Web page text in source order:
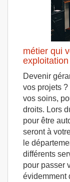
métier qui
Devenir
vos projets
vos soins,
droits. Lors
pour être
seront à
le
différents
pour passer
évidemment